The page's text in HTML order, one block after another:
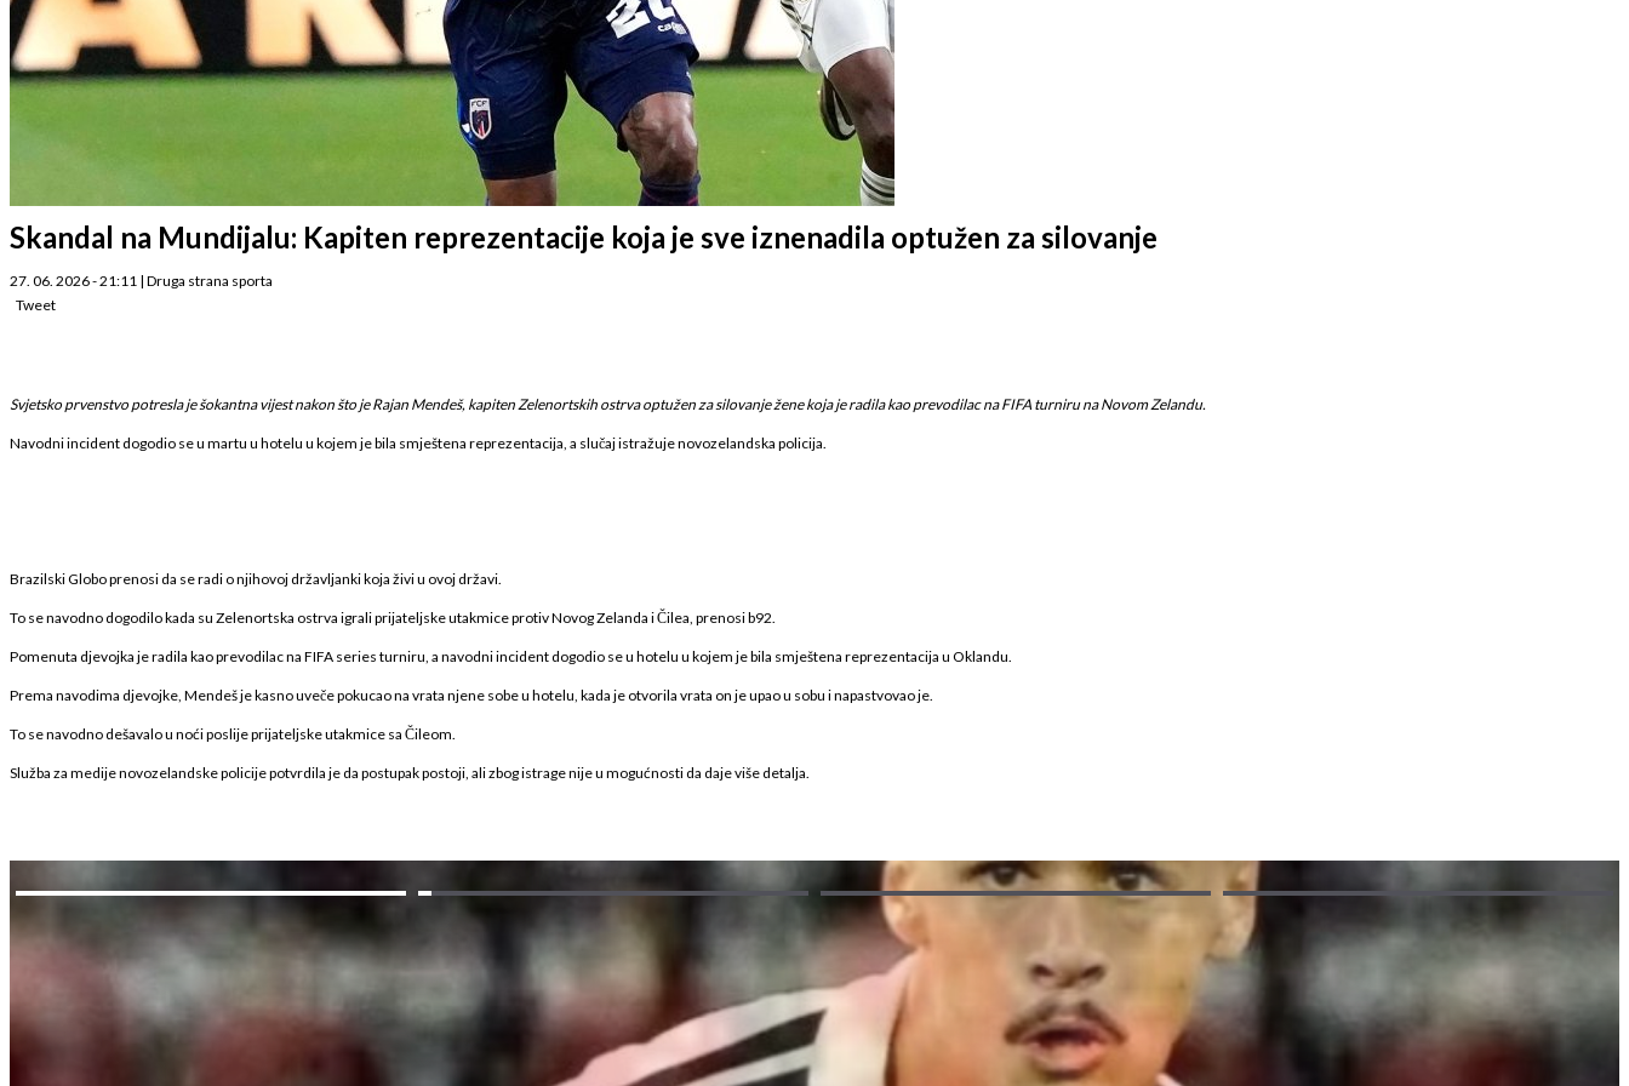
Skandal na Mundijalu: Kapiten reprezentacije koja je sve iznenadila optužen za silovanje
27. 06. 2026 - 21:11 | Druga strana sporta
Tweet
Svjetsko prvenstvo potresla je šokantna vijest nakon što je Rajan Mendeš, kapiten Zelenortskih ostrva optužen za silovanje žene koja je radila kao prevodilac na FIFA turniru na Novom Zelandu.
Navodni incident dogodio se u martu u hotelu u kojem je bila smještena reprezentacija, a slučaj istražuje novozelandska policija.
Brazilski Globo prenosi da se radi o njihovoj državljanki koja živi u ovoj državi.
To se navodno dogodilo kada su Zelenortska ostrva igrali prijateljske utakmice protiv Novog Zelanda i Čilea, prenosi b92.
Pomenuta djevojka je radila kao prevodilac na FIFA series turniru, a navodni incident dogodio se u hotelu u kojem je bila smještena reprezentacija u Oklandu.
Prema navodima djevojke, Mendeš je kasno uveče pokucao na vrata njene sobe u hotelu, kada je otvorila vrata on je upao u sobu i napastvovao je.
To se navodno dešavalo u noći poslije prijateljske utakmice sa Čileom.
Služba za medije novozelandske policije potvrdila je da postupak postoji, ali zbog istrage nije u mogućnosti da daje više detalja.